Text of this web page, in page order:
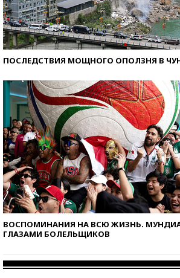
ПОСЛЕДСТВИЯ МОЩНОГО ОПОЛЗНЯ В
ВОСПОМИНАНИЯ НА ВСЮ ЖИЗНЬ.
ГЛАЗАМИ БОЛЕЛЬЩИКОВ